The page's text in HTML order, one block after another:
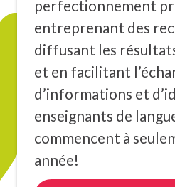
perfectionnement
entreprenant des
diffusant les
et en facilitant
d’informations et
enseignants de
commencent à
année!